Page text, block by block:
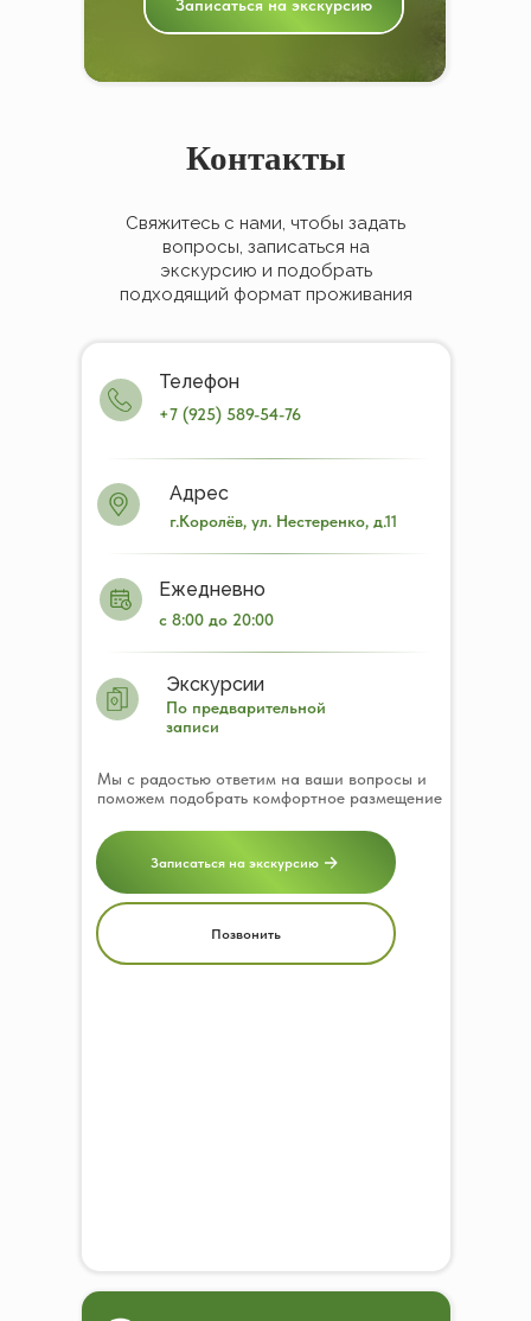
Записаться на экскурсию
Контакты
Свяжитесь с нами, чтобы задать
вопросы, записаться на
экскурсию и подобрать
подходящий формат проживания
Телефон
Мы с радостью ответим на ваши вопросы и
поможем подобрать комфортное размещение
+7 (925) 589-54-76
г.Королёв, ул. Нестеренко, д.11
с 8:00 до 20:00
По предварительной
записи
Адрес
Ежедневно
Экскурсии
Записаться на экскурсию
Позвонить